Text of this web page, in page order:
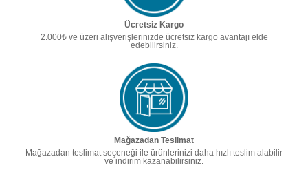
Ücretsiz Kargo
2.000₺ ve üzeri alışverişlerinizde ücretsiz kargo avantajı elde
edebilirsiniz.
Mağazadan Teslimat
Mağazadan teslimat seçeneği ile ürünlerinizi daha hızlı teslim alabilir
ve indirim kazanabilirsiniz.